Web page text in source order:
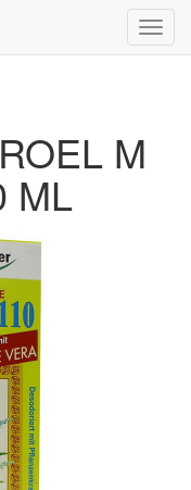
M
ML